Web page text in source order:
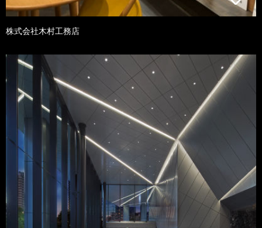
株式会社木村工務店